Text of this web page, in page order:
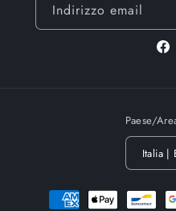
Indirizzo email
Paese/
Metodi